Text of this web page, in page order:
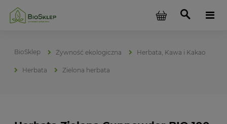
Żywność ekologiczna Herbata, Kawa i Kakao
Herbata Zielona herbata